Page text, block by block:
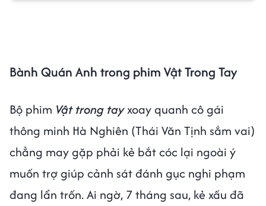
Bành Quán Anh trong phim Vật Trong Tay
Bộ phim Vật trong tayxoay quanh cô gái
thông minh Hà Nghiên (Thái Văn Tịnh sắm vai)
chẳng may gặp phải kẻ bắt cóc lại ngoài ý
muốn trợ giúp cảnh sát đánh gục nghi phạm
đang lẩn trốn. Ai ngờ, 7 tháng sau, kẻ xấu đã